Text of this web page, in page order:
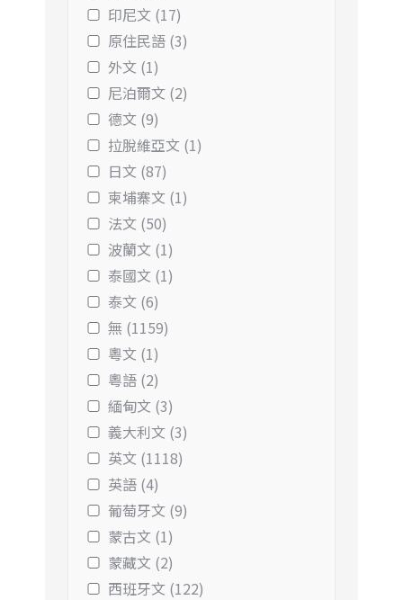
印尼文 (17)
原住民語 (3)
外文 (1)
尼泊爾文 (2)
德文 (9)
拉脫維亞文 (1)
日文 (87)
柬埔寨文 (1)
法文 (50)
波蘭文 (1)
泰國文 (1)
泰文 (6)
無 (1159)
粵文 (1)
粵語 (2)
緬甸文 (3)
義大利文 (3)
英文 (1118)
英語 (4)
葡萄牙文 (9)
蒙古文 (1)
蒙藏文 (2)
西班牙文 (122)